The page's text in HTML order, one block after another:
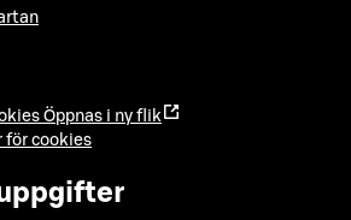
Öppnas i ny flik
för cookies